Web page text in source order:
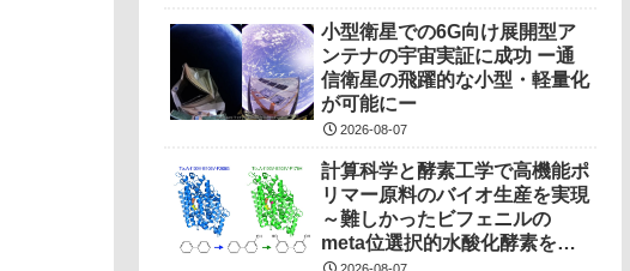
小型衛星での6G向け展開型ア
ンテナの宇宙実証に成功 ー通
信衛星の飛躍的な小型・軽量化
が可能にー
2026-08-07
計算科学と酵素工学で高機能ポ
リマー原料のバイオ生産を実現
～難しかったビフェニルの
meta位選択的水酸化酵素を開